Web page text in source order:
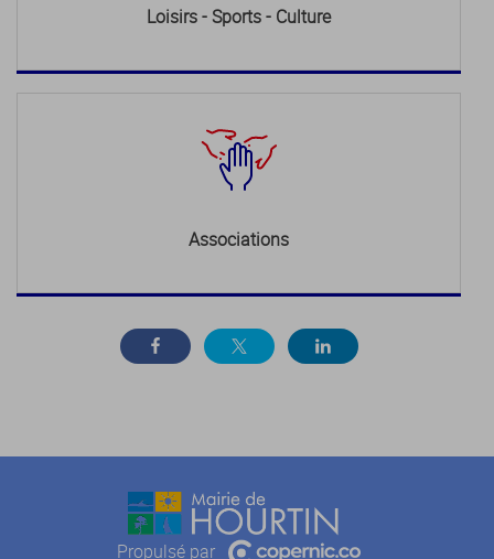
Loisirs - Sports - Culture
Associations
Propulsé par